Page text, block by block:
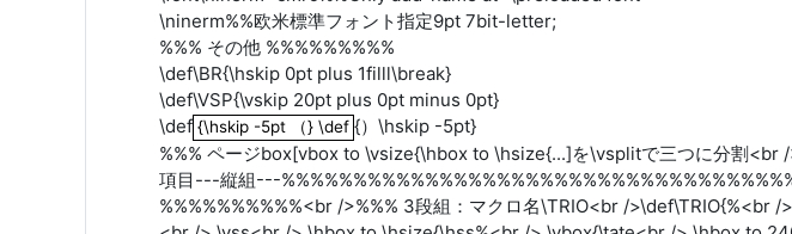
\ninerm%%欧米標準フォント指定9pt 7bit-letter;
%%% その他 %%%%%%%%%
\def\BR{\hskip 0pt plus 1filll\break}
\def\VSP{\vskip 20pt plus 0pt minus 0pt}
\def {\hskip -5pt （} \def
{\hskip -5pt （} \def{）\hskip -5pt}
%%% ページbox[vbox to \vsize{\hbox to \hsize{...]を\vsplitで三つに分割<br
項目---縦組---
%%%%%%%%%%<br />%%% 3段組：マクロ名\TRIO<br /